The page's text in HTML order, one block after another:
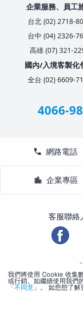
企業服務、員工
台北 (02) 2718-
台中 (04) 2326-
高雄 (07) 321-
國內/入境客製化
全台 (02) 6609-
4066-
call 網路電話
location_city 企業專區
客服聯絡
1988-2026
我們將使用 Cookie 收集
或行銷。如繼續使用我們
「不同意 」。 如您想了